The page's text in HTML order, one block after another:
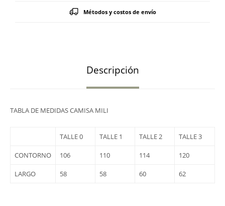
Métodos y costos de envío
Descripción
TABLA DE MEDIDAS CAMISA MILI
TALLE 0 TALLE 1 TALLE 2 TALLE 3
CONTORNO 106 110 114 120
LARGO 58 58 60 62